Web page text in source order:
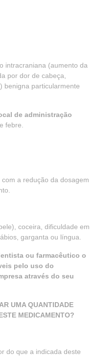
intracraniana (aumento da
por dor de cabeça,
benigna particularmente
de administração
febre.
a redução da dosagem
coceira, dificuldade em
garganta ou língua.
ou farmacêutico o
pelo uso do
através do seu
UMA QUANTIDADE
MEDICAMENTO?
do que a indicada deste